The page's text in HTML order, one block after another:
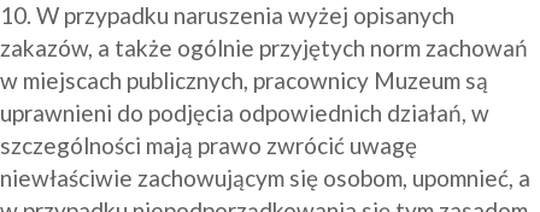
10. W przypadku naruszenia wyżej opisanych
zakazów, a także ogólnie przyjętych norm zachowań
w miejscach publicznych, pracownicy Muzeum są
uprawnieni do podjęcia odpowiednich działań, w
szczególności mają prawo zwrócić uwagę
niewłaściwie zachowującym się osobom, upomnieć, a